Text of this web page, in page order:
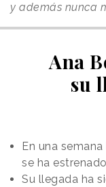
y además nunca
Ana
su
En una
se ha
Su llegada ha